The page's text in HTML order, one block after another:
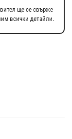
ще се свърже
всички детайли.